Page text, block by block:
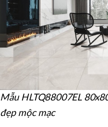
Mẫu HLTQ88007EL
đẹp mộc mạc